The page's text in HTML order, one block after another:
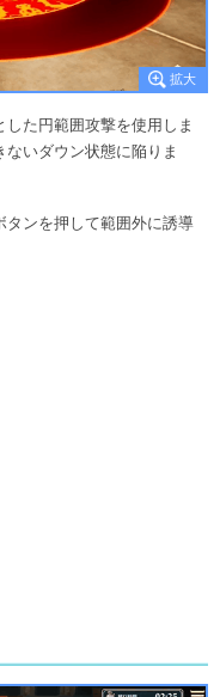
た円範囲攻撃を使用しま
いダウン状態に陥りま
タンを押して範囲外に誘導